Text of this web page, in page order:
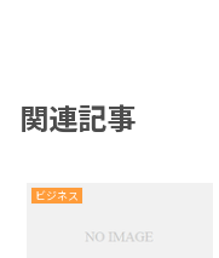
関連記事
ビジネス